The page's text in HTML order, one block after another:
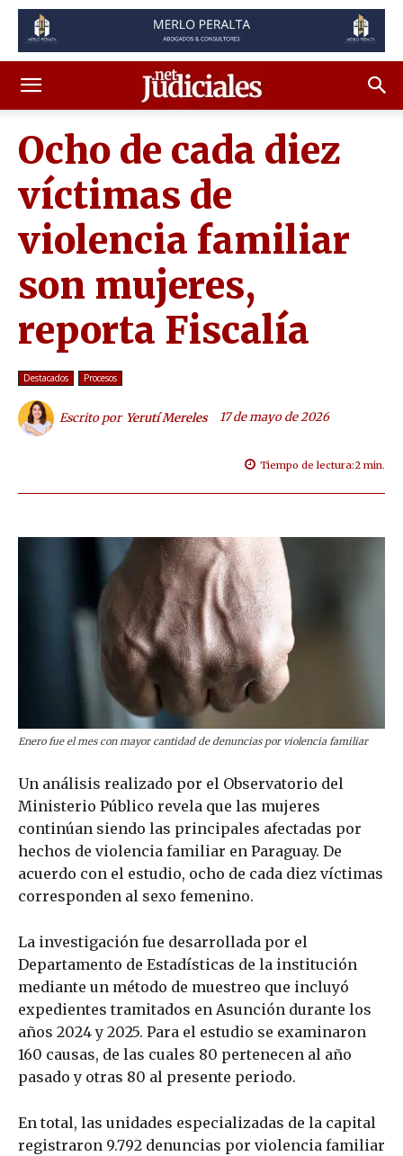
Ocho de cada diez
víctimas de
violencia familiar
son mujeres,
reporta Fiscalía
Destacados Procesos
Escrito por Yerutí Mereles 17 de mayo de 2026
Tiempo de lectura:2 min.
Enero fue el mes con mayor cantidad de denuncias por violencia familiar
Un análisis realizado por el Observatorio del
Ministerio Público revela que las mujeres
continúan siendo las principales afectadas por
hechos de violencia familiar en Paraguay. De
acuerdo con el estudio, ocho de cada diez víctimas
corresponden al sexo femenino.
La investigación fue desarrollada por el
Departamento de Estadísticas de la institución
mediante un método de muestreo que incluyó
expedientes tramitados en Asunción durante los
años 2024 y 2025. Para el estudio se examinaron
160 causas, de las cuales 80 pertenecen al año
pasado y otras 80 al presente periodo.
En total, las unidades especializadas de la capital
registraron 9.792 denuncias por violencia familiar